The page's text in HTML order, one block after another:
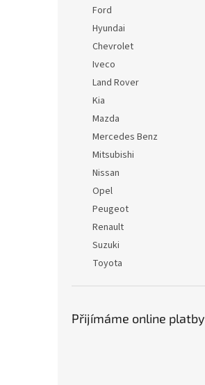
Ford
Hyundai
Chevrolet
Iveco
Land Rover
Kia
Mazda
Mercedes Benz
Mitsubishi
Nissan
Opel
Peugeot
Renault
Suzuki
Toyota
Přijímáme online platby